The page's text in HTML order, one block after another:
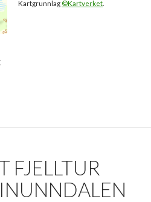
Kartgrunnlag ©Kartverket
FJELLTUR